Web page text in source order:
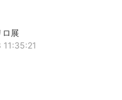
ロ展